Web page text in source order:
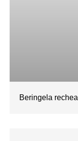
Beringela